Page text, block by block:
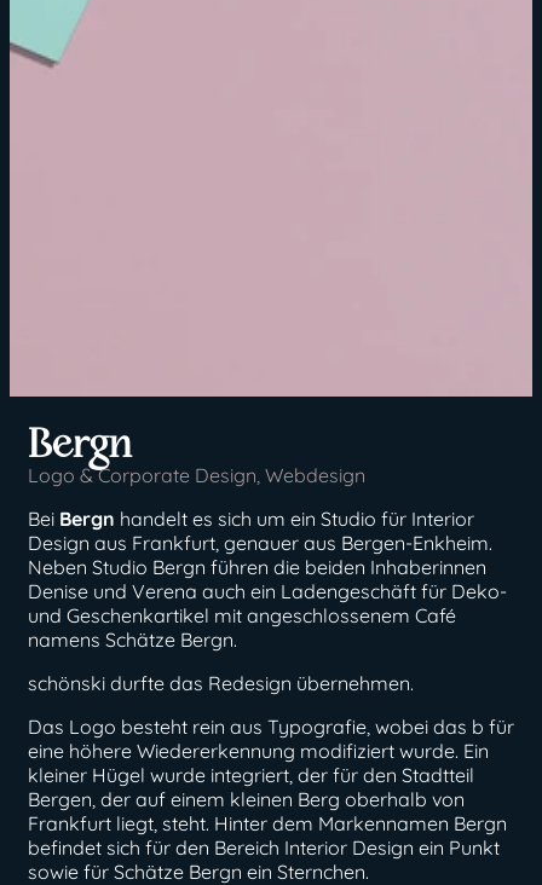
Bergn
Logo & Corporate Design Webdesign
Bei Bergn handelt es sich um ein Studio für Interior
Design aus Frankfurt, genauer aus Bergen-Enkheim.
Neben Studio Bergn führen die beiden Inhaberinnen
Denise und Verena auch ein Ladengeschäft für Deko-
und Geschenkartikel mit angeschlossenem Café
namens Schätze Bergn.
schönski durfte das Redesign übernehmen.
Das Logo besteht rein aus Typografie, wobei das b für
eine höhere Wiedererkennung modifiziert wurde. Ein
kleiner Hügel wurde integriert, der für den Stadtteil
Bergen, der auf einem kleinen Berg oberhalb von
Frankfurt liegt, steht. Hinter dem Markennamen Bergn
befindet sich für den Bereich Interior Design ein Punkt
sowie für Schätze Bergn ein Sternchen.